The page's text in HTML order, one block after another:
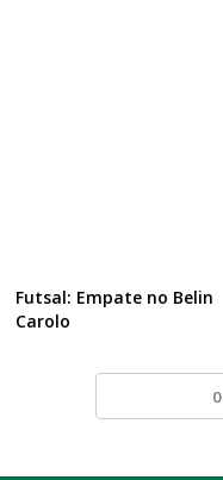
Futsal: Empate no Belin
Carolo